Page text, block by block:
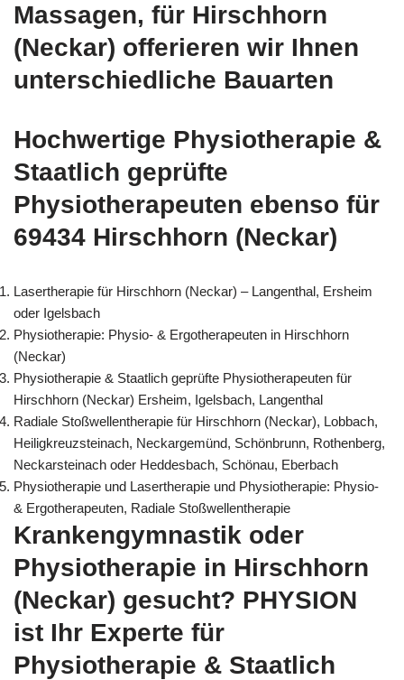
Massagen, für Hirschhorn
(Neckar) offerieren wir Ihnen
unterschiedliche Bauarten
Hochwertige Physiotherapie &
Staatlich geprüfte
Physiotherapeuten ebenso für
69434 Hirschhorn (Neckar)
Lasertherapie für Hirschhorn (Neckar) – Langenthal, Ersheim
oder Igelsbach
Physiotherapie: Physio- & Ergotherapeuten in Hirschhorn
(Neckar)
Physiotherapie & Staatlich geprüfte Physiotherapeuten für
Hirschhorn (Neckar) Ersheim, Igelsbach, Langenthal
Radiale Stoßwellentherapie für Hirschhorn (Neckar), Lobbach,
Heiligkreuzsteinach, Neckargemünd, Schönbrunn, Rothenberg,
Neckarsteinach oder Heddesbach, Schönau, Eberbach
Physiotherapie und Lasertherapie und Physiotherapie: Physio-
& Ergotherapeuten, Radiale Stoßwellentherapie
Krankengymnastik oder
Physiotherapie in Hirschhorn
(Neckar) gesucht? PHYSION
ist Ihr Experte für
Physiotherapie & Staatlich